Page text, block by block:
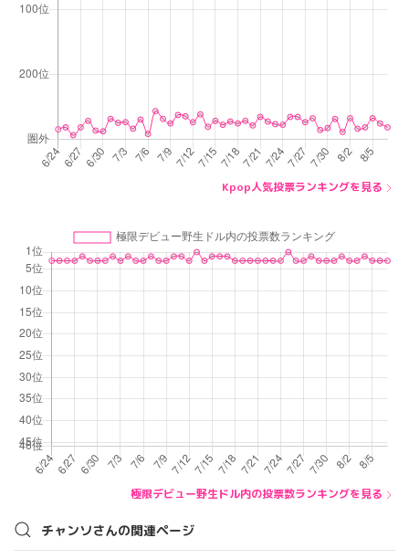
Kpop人気投票ランキングを見る
極限デビュー野生ドル内の投票数ランキングを見る
チャンソさんの関連ページ